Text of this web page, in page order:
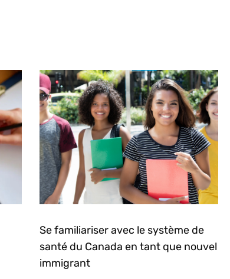
Se familiariser avec le système de
santé du Canada en tant que nouvel
immigrant